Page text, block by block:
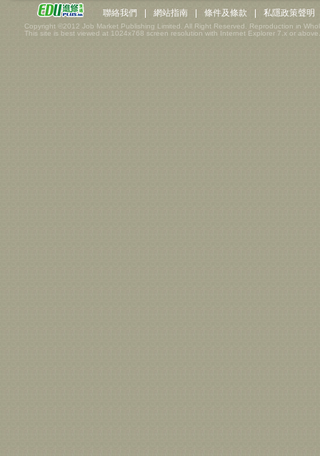
聯絡我們 網站指南 條件及條款 私隱政策聲明
Copyright ©2012 Job Market Publishing Limited. All Right Reserved. Reproduction in
This site is best viewed at 1024x768 screen resolution with Internet Explorer 7.x or